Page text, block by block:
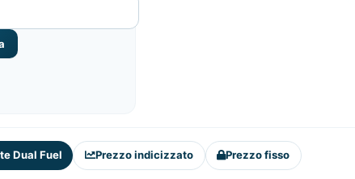
Dual Fuel Prezzo indicizzato Prezzo fisso